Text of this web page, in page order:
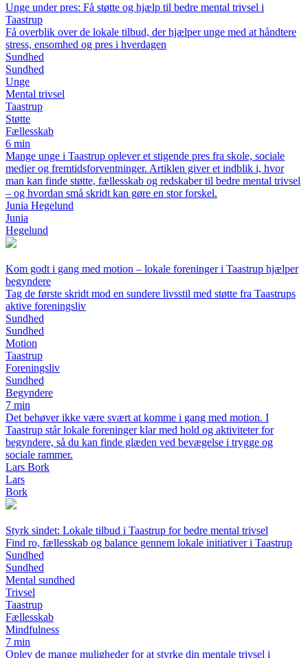
Unge under pres: Få støtte og hjælp til bedre mental trivsel i
Taastrup
Få overblik over de lokale tilbud, der hjælper unge med at håndtere
stress, ensomhed og pres i hverdagen
Sundhed
Sundhed
Unge
Mental trivsel
Taastrup
Støtte
Fællesskab
6 min
Mange unge i Taastrup oplever et stigende pres fra skole, sociale
medier og fremtidsforventninger. Artiklen giver et indblik i, hvor
man kan finde støtte, fællesskab og redskaber til bedre mental trivsel
– og hvordan små skridt kan gøre en stor forskel.
Junia Hegelund
Junia
Hegelund
Kom godt i gang med motion – lokale foreninger i Taastrup hjælper
begyndere
Tag de første skridt mod en sundere livsstil med støtte fra Taastrups
aktive foreningsliv
Sundhed
Sundhed
Motion
Taastrup
Foreningsliv
Sundhed
Begyndere
7 min
Det behøver ikke være svært at komme i gang med motion. I
Taastrup står lokale foreninger klar med hold og aktiviteter for
begyndere, så du kan finde glæden ved bevægelse i trygge og
sociale rammer.
Lars Bork
Lars
Bork
Styrk sindet: Lokale tilbud i Taastrup for bedre mental trivsel
Find ro, fællesskab og balance gennem lokale initiativer i Taastrup
Sundhed
Sundhed
Mental sundhed
Trivsel
Taastrup
Fællesskab
Mindfulness
7 min
Oplev de mange muligheder for at styrke din mentale trivsel i